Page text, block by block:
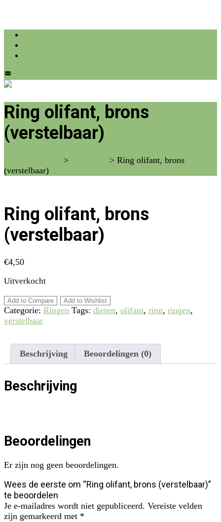
Ring olifant, brons
(verstelbaar)
> > Ring olifant, brons
(verstelbaar)
Ring olifant, brons
(verstelbaar)
€4,50
Uitverkocht
Add to Compare Add to Wishlist
Categorie: Ringen Tags: dieren, olifant, ring, ringen,
verstelbaar
Beschrijving Beoordelingen (0)
Beschrijving
Beoordelingen
Er zijn nog geen beoordelingen.
Wees de eerste om “Ring olifant, brons (verstelbaar)”
te beoordelen
Je e-mailadres wordt niet gepubliceerd. Vereiste velden
zijn gemarkeerd met *